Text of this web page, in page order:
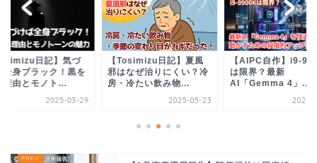
日記】気づ
全身ブラック！黒を
理由とモノト...
2025-03-29
【Tosimizu日記】夏風
邪はなぜ治りにくい？冷
房・冷たい飲み物...
2025-05-23
【AIPC自作】i9-
は限界？最新
AI「Gemma 4」...
2026-